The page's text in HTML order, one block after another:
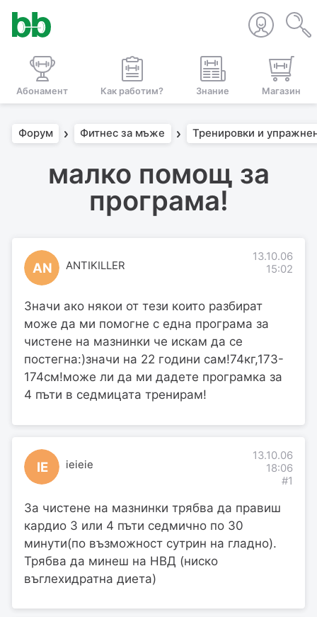
Абонамент Как работим? Знание Магазин
Форум Фитнес за мъже Тренировки и
малко помощ за
програма!
AN ANTIKILLER
13.10.06
15:02
Значи ако някои от тези които разбират
може да ми помогне с една програма за
чистене на мазнинки че искам да се
постегна:)значи на 22 години сам!74кг,173-
174см!може ли да ми дадете програмка за
4 пъти в седмицата тренирам!
IE ieieie
13.10.06
18:06
#1
За чистене на мазнинки трябва да правиш
кардио 3 или 4 пъти седмично по 30
минути(по възможност сутрин на гладно).
Трябва да минеш на НВД (ниско
въглехидратна диета)